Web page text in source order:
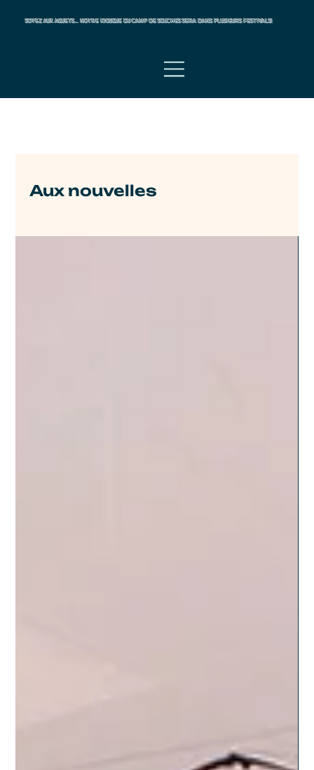
SOYEZ AUX AGUETS... NOTRE KIOSQUE DU CAMP DE SOUCHES SERA DANS PLUSIEURS FESTIVALS!
Aux nouvelles